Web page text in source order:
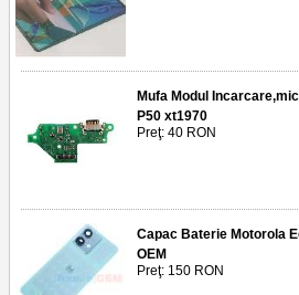
Mufa Modul
P50 xt1970
Preţ: 40 RON
Capac Baterie Motorola
OEM
Preţ: 150 RON